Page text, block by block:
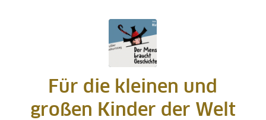
Für die kleinen und
großen Kinder der Welt